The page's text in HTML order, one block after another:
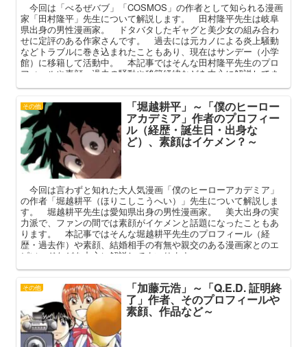
今回は「べるぜバブ」「COSMOS」の作者として知られる漫画
家「田村隆平」先生について解説します。 田村隆平先生は岐阜
県出身の男性漫画家。 ドタバタしたギャグと美少女の組み合わ
せに定評のある作家さんです。 過去には元カノによる炎上騒動
などトラブルに巻き込まれたこともあり、現在はサンデー（小学
館）に移籍して活動中。 本記事ではそんな田村隆平先生のプロ
フィールや素顔、過去の騒動や移籍経緯などを中心に解説してま
その他 「堀越耕平」～「僕のヒーロー
アカデミア」作者のプロフィー
ル（経歴・誕生日・出身な
ど）、素顔はイケメン？～
今回は言わずと知れた大人気漫画「僕のヒーローアカデミア」
の作者「堀越耕平（ほりこしこうへい）」先生について解説しま
す。 堀越耕平先生は愛知県出身の男性漫画家。 美大出身の実
力派で、ファンの間では素顔がイケメンと話題になったこともあ
ります。 本記事ではそんな堀越耕平先生のプロフィール（経
歴・過去作）や素顔、結婚相手の有無や親交のある漫画家とのエ
ピソードなどを中心に解説してまいります。
その他 「加藤元浩」～「Q.E.D. 証明終
了」作者、そのプロフィールや
素顔、作品など～